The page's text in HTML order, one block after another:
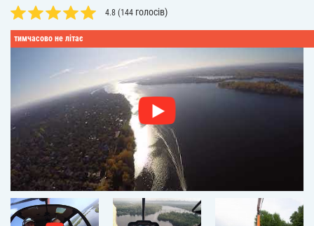
4.8 (144 голосів)
тимчасово не літає